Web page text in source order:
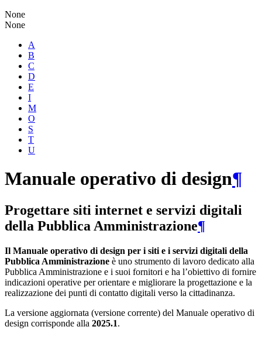
None
None
A
B
C
D
E
I
M
O
S
T
U
Manuale operativo di design¶
Progettare siti internet e servizi digitali
della Pubblica Amministrazione¶
Il Manuale operativo di design per i siti e i servizi digitali della
Pubblica Amministrazione è uno strumento di lavoro dedicato alla
Pubblica Amministrazione e i suoi fornitori e ha l’obiettivo di fornire
indicazioni operative per orientare e migliorare la progettazione e la
realizzazione dei punti di contatto digitali verso la cittadinanza.
La versione aggiornata (versione corrente) del Manuale operativo di
design corrisponde alla 2025.1.